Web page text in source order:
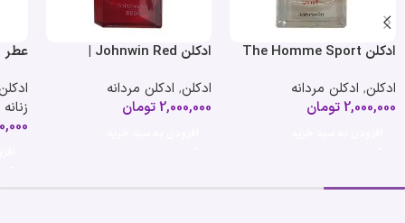
ادکلن The Homme Sport
ادکلن, ادکلن مردانه
2,000,000تومان
ادکلن Johnwin Red |
ادکلن, ادکلن مردانه
2,000,000تومان
عطر
زنانه